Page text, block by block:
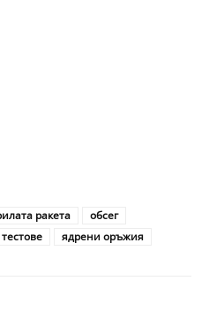
ракета
обсег
тестове ядрени оръжия